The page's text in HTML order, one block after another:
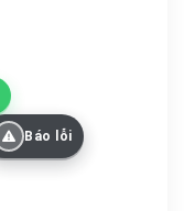
Báo lỗi